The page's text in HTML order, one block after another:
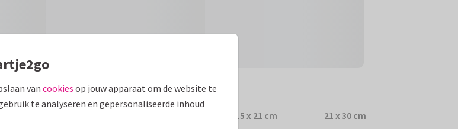
Formaten en prijzen
15 x 21 cm 21 x 30 cm
vancookies op jouw apparaat om de website te
te analyseren en gepersonaliseerde inhoud